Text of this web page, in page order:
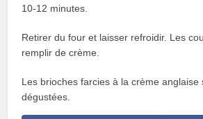
10-12 minutes.
Retirer du four et laisser refroidir. Les
remplir de crème.
Les brioches farcies à la crème anglaise
dégustées.